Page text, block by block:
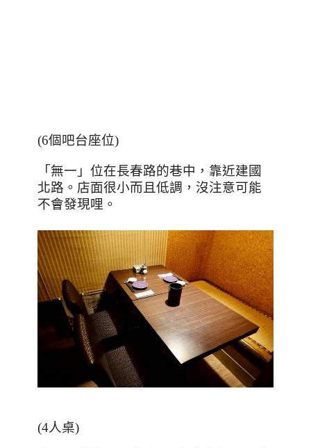
(6個吧台座位)
「無一」位在長春路的巷中，靠近建國
北路。店面很小而且低調，沒注意可能
不會發現哩。
(4人桌)